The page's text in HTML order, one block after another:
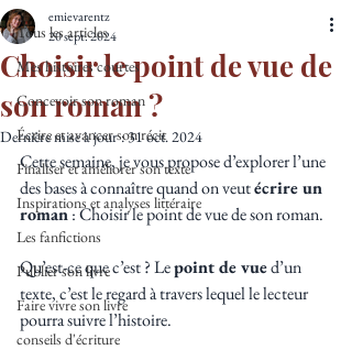
Tous les articles
Mes histoires courtes
Concevoir son roman
Écrire et avancer son récit
Finaliser et améliorer son texte
Inspirations et analyses littéraire
Les fanfictions
Publier son livre
Faire vivre son livre
conseils d'écriture
Choisir le point de vue de
son roman ?
emievarentz
20 sept. 2024
Dernière mise à jour :31 oct. 2024
Cette semaine, je vous propose d’explorer l’une
des bases à connaître quand on veut écrire un
roman : Choisir le point de vue de son roman.
Qu’est-ce que c’est ? Le point de vue d’un
texte, c’est le regard à travers lequel le lecteur
pourra suivre l’histoire.